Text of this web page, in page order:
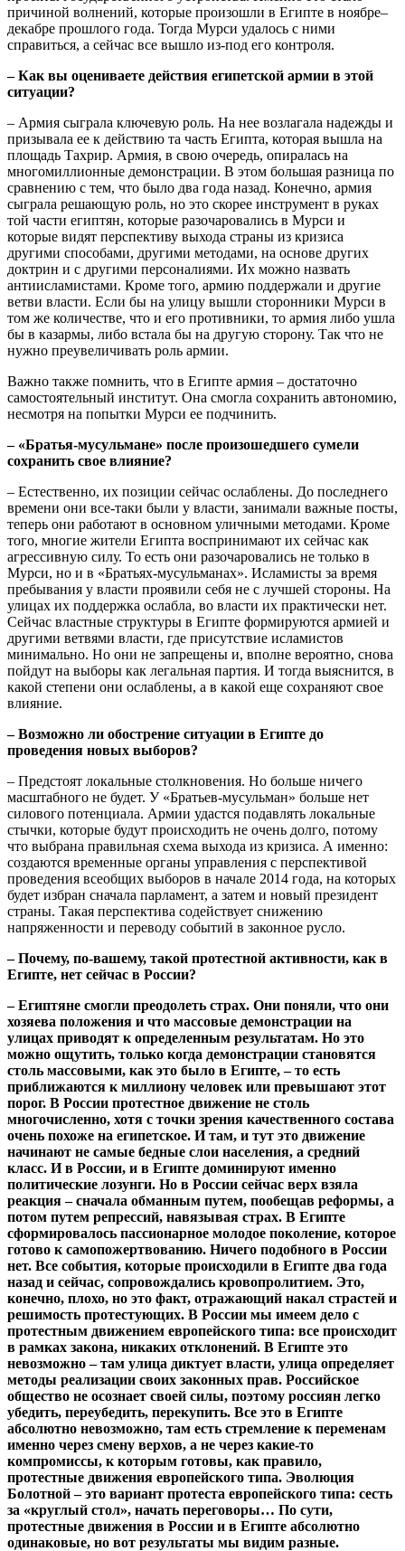
причиной волнений, которые произошли в Египте в ноябре–
декабре прошлого года. Тогда Мурси удалось с ними
справиться, а сейчас все вышло из-под его контроля.
– Как вы оцениваете действия египетской армии в этой
ситуации?
– Армия сыграла ключевую роль. На нее возлагала надежды и
призывала ее к действию та часть Египта, которая вышла на
площадь Тахрир. Армия, в свою очередь, опиралась на
многомиллионные демонстрации. В этом большая разница по
сравнению с тем, что было два года назад. Конечно, армия
сыграла решающую роль, но это скорее инструмент в руках
той части египтян, которые разочаровались в Мурси и
которые видят перспективу выхода страны из кризиса
другими способами, другими методами, на основе других
доктрин и с другими персоналиями. Их можно назвать
антиисламистами. Кроме того, армию поддержали и другие
ветви власти. Если бы на улицу вышли сторонники Мурси в
том же количестве, что и его противники, то армия либо ушла
бы в казармы, либо встала бы на другую сторону. Так что не
нужно преувеличивать роль армии.
Важно также помнить, что в Египте армия – достаточно
самостоятельный институт. Она смогла сохранить автономию,
несмотря на попытки Мурси ее подчинить.
– «Братья-мусульмане» после произошедшего сумели
сохранить свое влияние?
– Естественно, их позиции сейчас ослаблены. До последнего
времени они все-таки были у власти, занимали важные посты,
теперь они работают в основном уличными методами. Кроме
того, многие жители Египта воспринимают их сейчас как
агрессивную силу. То есть они разочаровались не только в
Мурси, но и в «Братьях-мусульманах». Исламисты за время
пребывания у власти проявили себя не с лучшей стороны. На
улицах их поддержка ослабла, во власти их практически нет.
Сейчас властные структуры в Египте формируются армией и
другими ветвями власти, где присутствие исламистов
минимально. Но они не запрещены и, вполне вероятно, снова
пойдут на выборы как легальная партия. И тогда выяснится, в
какой степени они ослаблены, а в какой еще сохраняют свое
влияние.
– Возможно ли обострение ситуации в Египте до
проведения новых выборов?
– Предстоят локальные столкновения. Но больше ничего
масштабного не будет. У «Братьев-мусульман» больше нет
силового потенциала. Армии удастся подавлять локальные
стычки, которые будут происходить не очень долго, потому
что выбрана правильная схема выхода из кризиса. А именно:
создаются временные органы управления с перспективой
проведения всеобщих выборов в начале 2014 года, на которых
будет избран сначала парламент, а затем и новый президент
страны. Такая перспектива содействует снижению
напряженности и переводу событий в законное русло.
– Почему, по-вашему, такой протестной активности, как в
Египте, нет сейчас в России?
– Египтяне смогли преодолеть страх. Они поняли, что они
хозяева положения и что массовые демонстрации на
улицах приводят к определенным результатам. Но это
можно ощутить, только когда демонстрации становятся
столь массовыми, как это было в Египте, – то есть
приближаются к миллиону человек или превышают этот
порог. В России протестное движение не столь
многочисленно, хотя с точки зрения качественного состава
очень похоже на египетское. И там, и тут это движение
начинают не самые бедные слои населения, а средний
класс. И в России, и в Египте доминируют именно
политические лозунги. Но в России сейчас верх взяла
реакция – сначала обманным путем, пообещав реформы, а
потом путем репрессий, навязывая страх. В Египте
сформировалось пассионарное молодое поколение, которое
готово к самопожертвованию. Ничего подобного в России
нет. Все события, которые происходили в Египте два года
назад и сейчас, сопровождались кровопролитием. Это,
конечно, плохо, но это факт, отражающий накал страстей и
решимость протестующих. В России мы имеем дело с
протестным движением европейского типа: все происходит
в рамках закона, никаких отклонений. В Египте это
невозможно – там улица диктует власти, улица определяет
методы реализации своих законных прав. Российское
общество не осознает своей силы, поэтому россиян легко
убедить, переубедить, перекупить. Все это в Египте
абсолютно невозможно, там есть стремление к переменам
именно через смену верхов, а не через какие-то
компромиссы, к которым готовы, как правило,
протестные движения европейского типа. Эволюция
Болотной – это вариант протеста европейского типа: сесть
за «круглый стол», начать переговоры… По сути,
протестные движения в России и в Египте абсолютно
одинаковые, но вот результаты мы видим разные.